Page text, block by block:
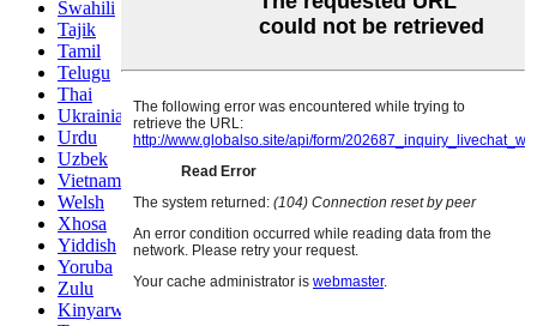
Swahili
Tajik
Tamil
Telugu
Thai
Ukrainian
Urdu
Uzbek
Vietnamese
Welsh
Xhosa
Yiddish
Yoruba
Zulu
Kinyarwanda